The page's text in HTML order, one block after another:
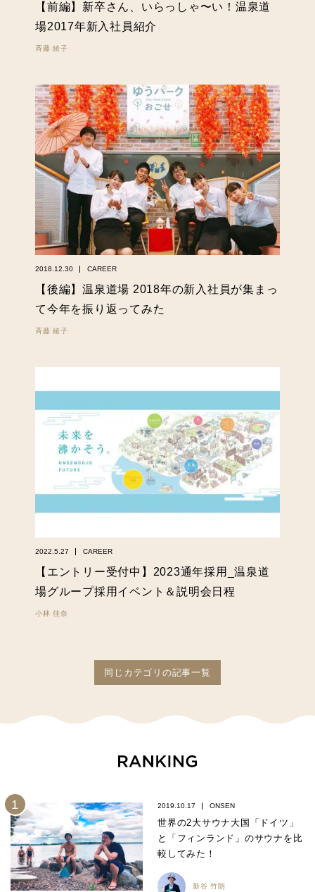
【前編】新卒さん、いらっしゃ〜い！温泉道
場2017年新入社員紹介
斉藤 綾子
2018.12.30 CAREER
【後編】温泉道場 2018年の新入社員が集まっ
て今年を振り返ってみた
斉藤 綾子
2022.5.27 CAREER
【エントリー受付中】2023通年採用_温泉道
場グループ採用イベント＆説明会日程
小林 佳奈
同じカテゴリの記事一覧
2019.10.17 ONSEN
世界の2大サウナ大国「ドイツ」
と「フィンランド」のサウナを比
較してみた！
新谷 竹朗